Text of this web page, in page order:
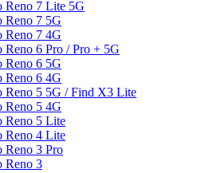
Reno 7 Lite 5G
Reno 7 5G
Reno 7 4G
Reno 6 Pro / Pro + 5G
Reno 6 5G
Reno 6 4G
Reno 5 5G / Find X3 Lite
Reno 5 4G
Reno 5 Lite
Reno 4 Lite
Reno 3 Pro
Reno 3